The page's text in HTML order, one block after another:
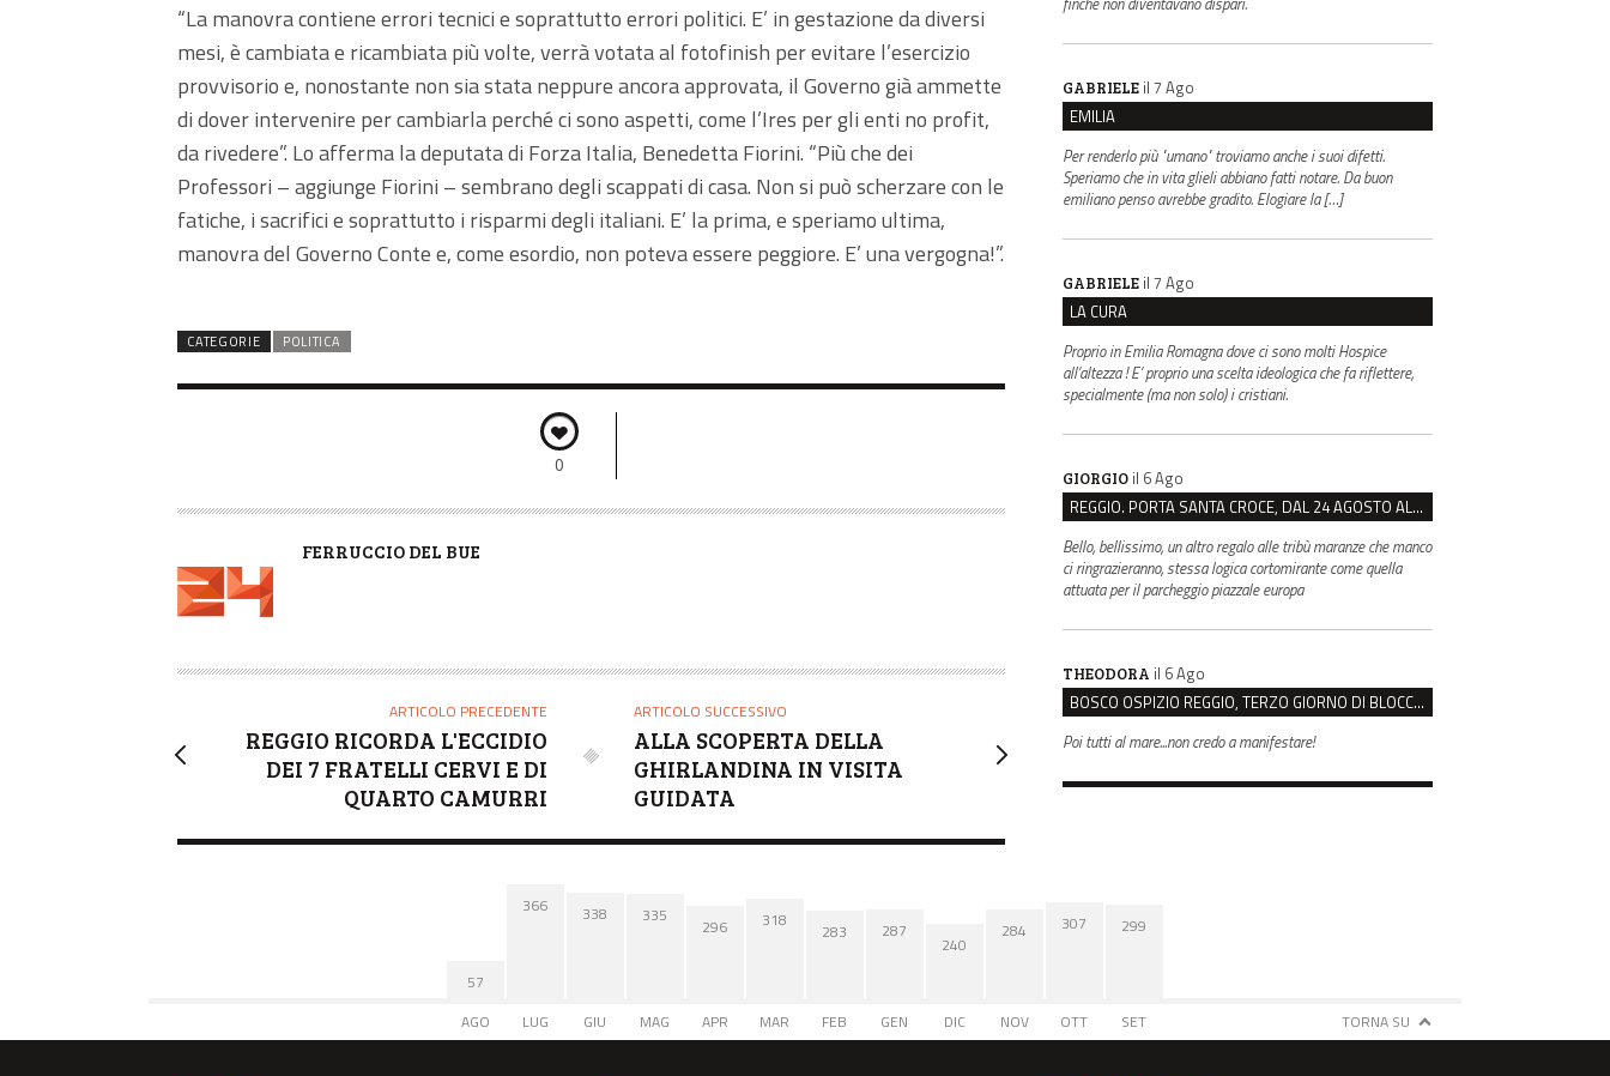
“La manovra contiene errori tecnici e soprattutto errori politici. E’ in gestazione da diversi
mesi, è cambiata e ricambiata più volte, verrà votata al fotofinish per evitare l’esercizio
provvisorio e, nonostante non sia stata neppure ancora approvata, il Governo già ammette
di dover intervenire per cambiarla perché ci sono aspetti, come l’Ires per gli enti no profit,
da rivedere”. Lo afferma la deputata di Forza Italia, Benedetta Fiorini. “Più che dei
Professori – aggiunge Fiorini – sembrano degli scappati di casa. Non si può scherzare con le
fatiche, i sacrifici e soprattutto i risparmi degli italiani. E’ la prima, e speriamo ultima,
manovra del Governo Conte e, come esordio, non poteva essere peggiore. E’ una vergogna!”.
CATEGORIE POLITICA
0
A
R
FERRUCCIO DEL BUE
ARTICOLO PRECEDENTE
REGGIO RICORDA L'ECCIDIO
DEI 7 FRATELLI CERVI E DI
QUARTO CAMURRI
ARTICOLO SUCCESSIVO
ALLA SCOPERTA DELLA
GHIRLANDINA IN VISITA
GUIDATA
GABRIELE il 7 Ago
EMILIA
Per renderlo più "umano" troviamo anche i suoi difetti.
Speriamo che in vita glieli abbiano fatti notare. Da buon
emiliano penso avrebbe gradito. Elogiare la […]
GABRIELE il 7 Ago
LA CURA
Proprio in Emilia Romagna dove ci sono molti Hospice
all’altezza ! E’ proprio una scelta ideologica che fa riflettere,
specialmente (ma non solo) i cristiani.
GIORGIO il 6 Ago
REGGIO. PORTA SANTA CROCE, DAL 24 AGOSTO AL VIA IL CANTIERE PER IL NUOVO COLLETTORE FOGNARIO
Bello, bellissimo, un altro regalo alle tribù maranze che manco
ci ringrazieranno, stessa logica cortomirante come quella
attuata per il parcheggio piazzale europa
THEODORA il 6 Ago
BOSCO OSPIZIO REGGIO, TERZO GIORNO DI BLOCCO. IL COMITATO: “PRESIDIO FINO A VENERDÌ”
Poi tutti al mare...non credo a manifestare!
57
AGO
366
LUG
338
GIU
335
MAG
296
APR
318
MAR
283
FEB
287
GEN
240
DIC
284
NOV
307
OTT
299
SET TORNA SU